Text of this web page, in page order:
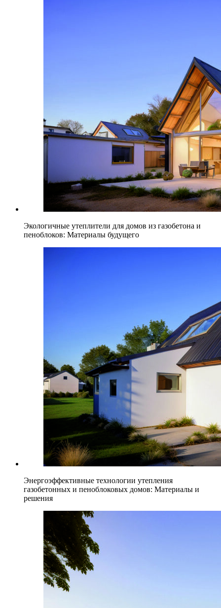
Экологичные утеплители для домов из газобетона и
пеноблоков: Материалы будущего
Энергоэффективные технологии утепления
газобетонных и пеноблоковых домов: Материалы и
решения